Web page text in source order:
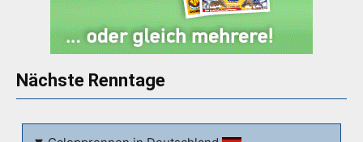
Nächste Renntage